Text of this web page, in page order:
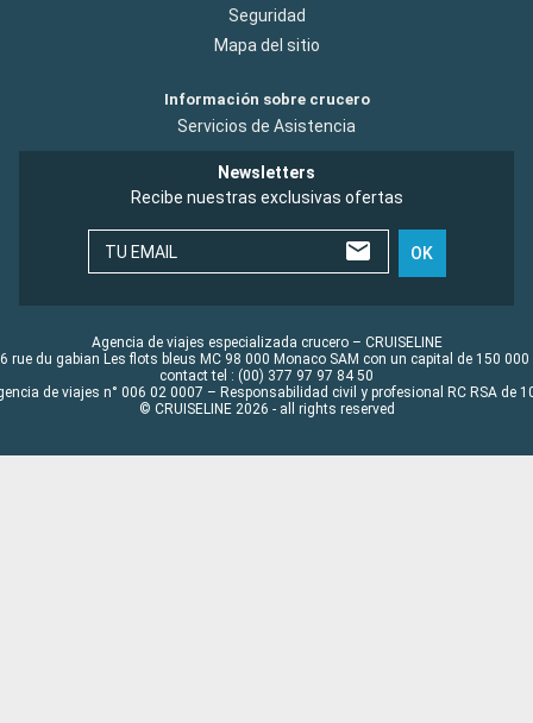
Seguridad
Mapa del sitio
Información sobre crucero
Servicios de Asistencia
Newsletters
Recibe nuestras exclusivas ofertas
TU EMAIL OK
Agencia de viajes especializada crucero – CRUISELINE
rue du gabian Les flots bleus MC 98 000 Monaco SAM con un capital de 150 000
contact tel : (00) 377 97 97 84 50
de viajes n° 006 02 0007 – Responsabilidad civil y profesional RC RSA de
© CRUISELINE 2026 - all rights reserved